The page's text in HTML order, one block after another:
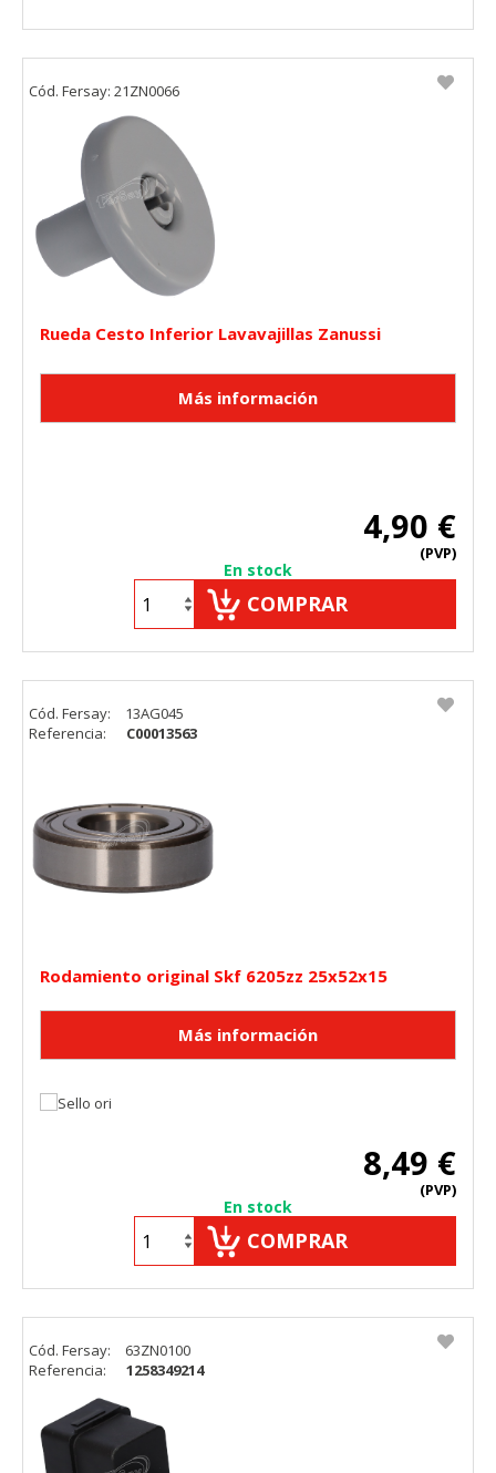
Rueda Cesto Inferior Lavavajillas Zanussi
4,90 €
(PVP)
En stock
COMPRAR
Cód. Fersay: 21ZN0066
Rodamiento original Skf 6205zz 25x52x15
8,49 €
(PVP)
En stock
COMPRAR
Cód. Fersay:
13AG045
Referencia:
C00013563
Cód. Fersay:
63ZN0100
Referencia:
1258349214